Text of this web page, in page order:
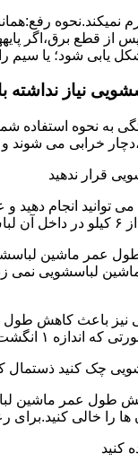
نمایید.ﭘﺲ از ﻗﻄﻊ
یابی شود؛ ﯾﺎ ﺳﯿﻢ
نیاز نداشته
به نحوه استفاده
و هزینه تعمیر زیادی را برای
قرار ندهید
می توانید انجام
عمر ماشین
لباسشویی نمی
نیز باعث کاهش طول
نباید ماشین لباسشویی را پر کنید.
چک کنید ذستمال
طول عمر ماشین
را خالی
کنید